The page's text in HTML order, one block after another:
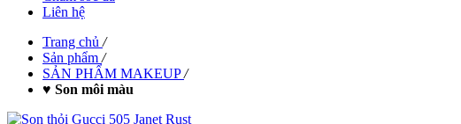
Liên hệ
Trang chủ /
Sản phẩm /
SẢN PHẨM MAKEUP /
♥ Son môi màu